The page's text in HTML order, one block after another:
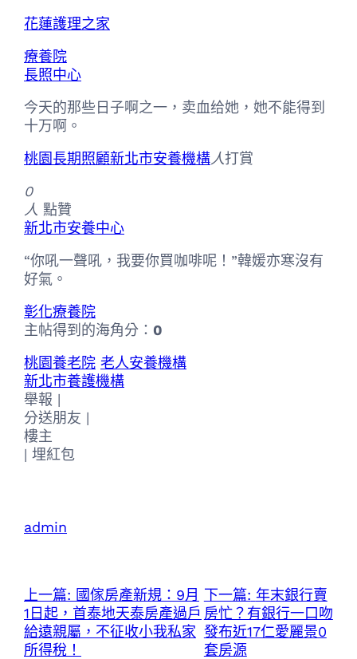
花蓮護理之家
療養院
長照中心
今天的那些日子啊之一，卖血给她，她不能得到
十万啊。
桃園長期照顧新北市安養機構人打賞
0
人 點贊
新北市安養中心
“你吼一聲吼，我要你買咖啡呢！”韓媛亦寒沒有
好氣。
彰化療養院
主帖得到的海角分： 0
桃園養老院 老人安養機構
新北市養護機構
舉報 |
分送朋友 |
樓主
| 埋紅包
admin
上一篇: 國傢房產新規：9月
1日起，首泰地天泰房產過戶
給遠親屬，不征收小我私家
所得稅！
下一篇: 年末銀行賣
房忙？有銀行一口吻
發布近17仁愛麗景0
套房源